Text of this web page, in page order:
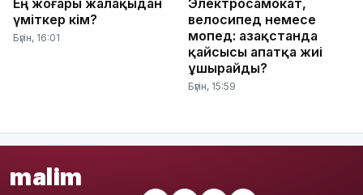
үміткер кім?
Бүгін, 16:01
велосипед немесе
мопед: Қазақстанда
қайсысы апатқа жиі
ұшырайды?
Бүгін, 15:59
malim